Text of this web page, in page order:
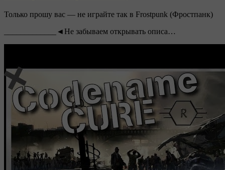
Только прошу вас — не играйте так в Frostpunk (Фростпанк)
_____________◄Не забываем открывать описа…